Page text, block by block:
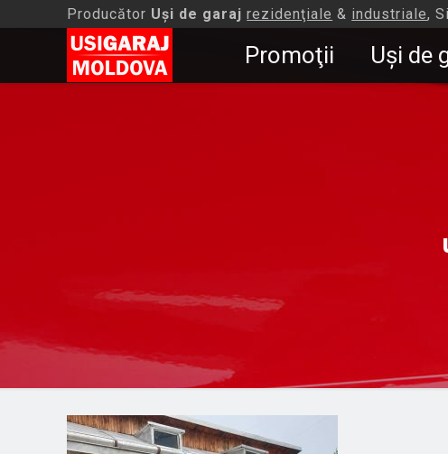
Producător Uşi de garaj rezidenţiale & industriale,
Promoţii Uşi de